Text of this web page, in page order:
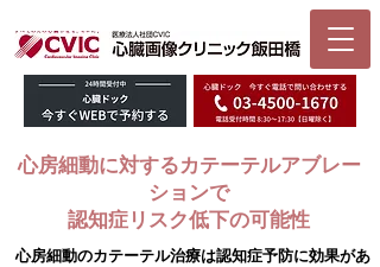
心房細動に対するカテーテルアブレー
ションで
認知症リスク低下の可能性
心房細動のカテーテル治療は認知症予防に効果があ